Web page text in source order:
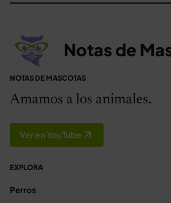
Notas de
NOTAS DE MASCOTAS
Amamos a los animales.
Ver en YouTube
EXPLORA
Perros